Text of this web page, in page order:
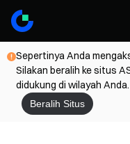
Sepertinya Anda
Silakan beralih ke situs
didukung di wilayah Anda.
Beralih Situs